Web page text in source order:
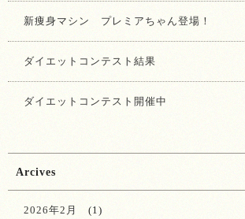
新痩身マシン プレミアちゃん登場！
ダイエットコンテスト結果
ダイエットコンテスト開催中
Arcives
2026年2月 (1)